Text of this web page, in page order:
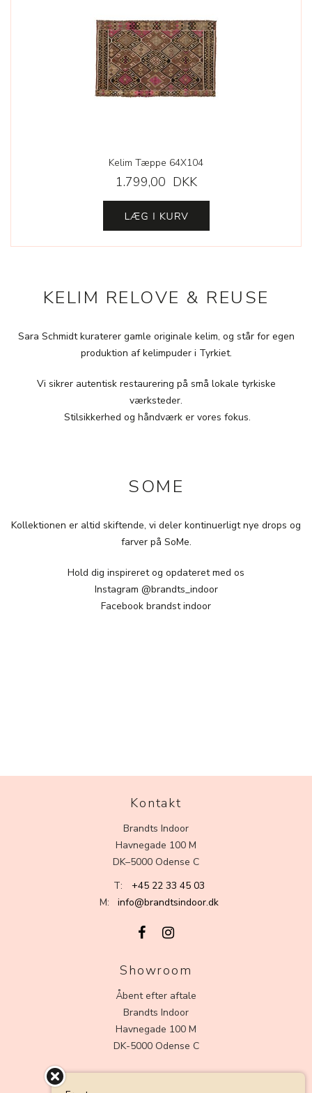
Kelim Tæppe 64X104
1.799,00 DKK
KELIM RELOVE & REUSE
Sara Schmidt kuraterer gamle originale kelim, og står for egen
produktion af kelimpuder i Tyrkiet.
Vi sikrer autentisk restaurering på små lokale tyrkiske
værksteder.
Stilsikkerhed og håndværk er vores fokus.
SOME
Kollektionen er altid skiftende, vi deler kontinuerligt nye drops og
farver på SoMe.
Hold dig inspireret og opdateret med os
Instagram @brandts_indoor
Facebook brandst indoor
Kontakt
Brandts Indoor
Havnegade 100 M
DK–5000 Odense C
T:
+45 22 33 45 03
M:
info@brandtsindoor.dk
Showroom
Åbent efter aftale
Brandts Indoor
Havnegade 100 M
DK-5000 Odense C